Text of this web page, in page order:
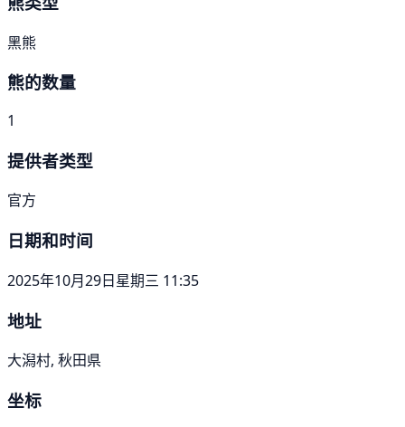
黑熊
熊的数量
1
提供者类型
官方
日期和时间
2025年10月29日星期三 11:35
地址
大潟村, 秋田県
坐标